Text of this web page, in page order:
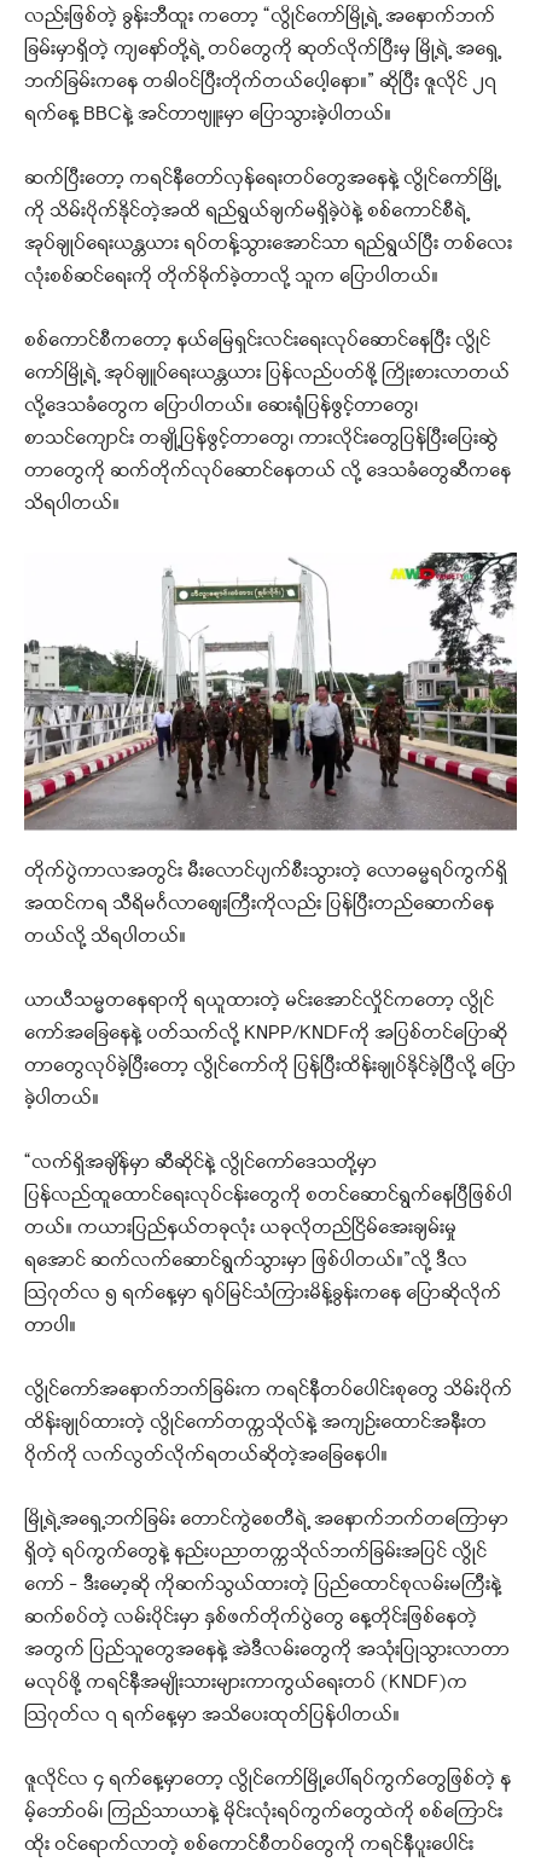
လည်းဖြစ်တဲ့ ခွန်းဘီထူး ကတော့ “လွိုင်ကော်မြို့ရဲ့ အနောက်ဘက်
ခြမ်းမှာရှိတဲ့ ကျနော်တို့ရဲ့ တပ်တွေကို ဆုတ်လိုက်ပြီးမှ မြို့ရဲ့ အရှေ့
ဘက်ခြမ်းကနေ တခါဝင်ပြီးတိုက်တယ်ပေါ့နော။” ဆိုပြီး ဇူလိုင် ၂၇
ရက်နေ့ BBCနဲ့ အင်တာဗျူးမှာ ပြောသွားခဲ့ပါတယ်။
ဆက်ပြီးတော့ ကရင်နီတော်လှန်ရေးတပ်တွေအနေနဲ့ လွိုင်ကော်မြို့
ကို သိမ်းပိုက်နိုင်တဲ့အထိ ရည်ရွယ်ချက်မရှိခဲ့ပဲနဲ့ စစ်ကောင်စီရဲ့
အုပ်ချုပ်ရေးယန္တယား ရပ်တန့်သွားအောင်သာ ရည်ရွယ်ပြီး တစ်လေး
လုံးစစ်ဆင်ရေးကို တိုက်ခိုက်ခဲ့တာလို့ သူက ပြောပါတယ်။
စစ်ကောင်စီကတော့ နယ်မြေရှင်းလင်းရေးလုပ်ဆောင်နေပြီး လွိုင်
ကော်မြို့ရဲ့ အုပ်ချူပ်ရေးယန္တယား ပြန်လည်ပတ်ဖို့ ကြိုးစားလာတယ်
လို့ဒေသခံတွေက ပြောပါတယ်။ ဆေးရုံပြန်ဖွင့်တာတွေ၊
စာသင်ကျောင်း တချို့ပြန်ဖွင့်တာတွေ၊ ကားလိုင်းတွေပြန်ပြီးပြေးဆွဲ
တာတွေကို ဆက်တိုက်လုပ်ဆောင်နေတယ် လို့ ဒေသခံတွေဆီကနေ
သိရပါတယ်။
တိုက်ပွဲကာလအတွင်း မီးလောင်ပျက်စီးသွားတဲ့ လောဓမ္မရပ်ကွက်ရှိ
အထင်ကရ သီရိမင်္ဂလာဈေးကြီးကိုလည်း ပြန်ပြီးတည်ဆောက်နေ
တယ်လို့ သိရပါတယ်။
ယာယီသမ္မတနေရာကို ရယူထားတဲ့ မင်းအောင်လှိုင်ကတော့ လွိုင်
ကော်အခြေနေနဲ့ ပတ်သက်လို့ KNPP/KNDFကို အပြစ်တင်ပြောဆို
တာတွေလုပ်ခဲ့ပြီးတော့ လွိုင်ကော်ကို ပြန်ပြီးထိန်းချုပ်နိုင်ခဲ့ပြီလို့ ပြော
ခဲ့ပါတယ်။
“လက်ရှိအချိန်မှာ ဆီဆိုင်နဲ့ လွိုင်ကော်ဒေသတို့မှာ
ပြန်လည်ထူထောင်ရေးလုပ်ငန်းတွေကို စတင်ဆောင်ရွက်နေပြီဖြစ်ပါ
တယ်။ ကယားပြည်နယ်တခုလုံး ယခုလိုတည်ငြိမ်အေးချမ်းမှု
ရအောင် ဆက်လက်ဆောင်ရွက်သွားမှာ ဖြစ်ပါတယ်။”လို့ ဒီလ
ဩဂုတ်လ ၅ ရက်နေ့မှာ ရုပ်မြင်သံကြားမိန့်ခွန်းကနေ ပြောဆိုလိုက်
တာပါ။
လွိုင်ကော်အနောက်ဘက်ခြမ်းက ကရင်နီတပ်ပေါင်းစုတွေ သိမ်းပိုက်
ထိန်းချုပ်ထားတဲ့ လွိုင်ကော်တက္ကသိုလ်နဲ့ အကျဉ်းထောင်အနီးတ
ဝိုက်ကို လက်လွတ်လိုက်ရတယ်ဆိုတဲ့အခြေနေပါ။
မြို့ရဲ့အရှေ့ဘက်ခြမ်း တောင်ကွဲစေတီရဲ့ အနောက်ဘက်တကြောမှာ
ရှိတဲ့ ရပ်ကွက်တွေနဲ့ နည်းပညာတက္ကသိုလ်ဘက်ခြမ်းအပြင် လွိုင်
ကော် – ဒီးမော့ဆို ကိုဆက်သွယ်ထားတဲ့ ပြည်ထောင်စုလမ်းမကြီးနဲ့
ဆက်စပ်တဲ့ လမ်းပိုင်းမှာ နှစ်ဖက်တိုက်ပွဲတွေ နေ့တိုင်းဖြစ်နေတဲ့
အတွက် ပြည်သူတွေအနေနဲ့ အဲဒီလမ်းတွေကို အသုံးပြုသွားလာတာ
မလုပ်ဖို့ ကရင်နီအမျိုးသားများကာကွယ်ရေးတပ် (KNDF)က
ဩဂုတ်လ ၇ ရက်နေ့မှာ အသိပေးထုတ်ပြန်ပါတယ်။
ဇူလိုင်လ ၄ ရက်နေ့မှာတော့ လွိုင်ကော်မြို့ပေါ်ရပ်ကွက်တွေဖြစ်တဲ့ န
မ့်ဘော်ဝမ်၊ ကြည်သာယာနဲ့ မိုင်းလုံးရပ်ကွက်တွေထဲကို စစ်ကြောင်း
ထိုး ဝင်ရောက်လာတဲ့ စစ်ကောင်စီတပ်တွေကို ကရင်နီပူးပေါင်း